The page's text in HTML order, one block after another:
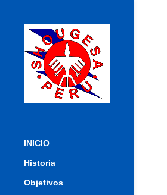
INICIO
Historia
Objetivos